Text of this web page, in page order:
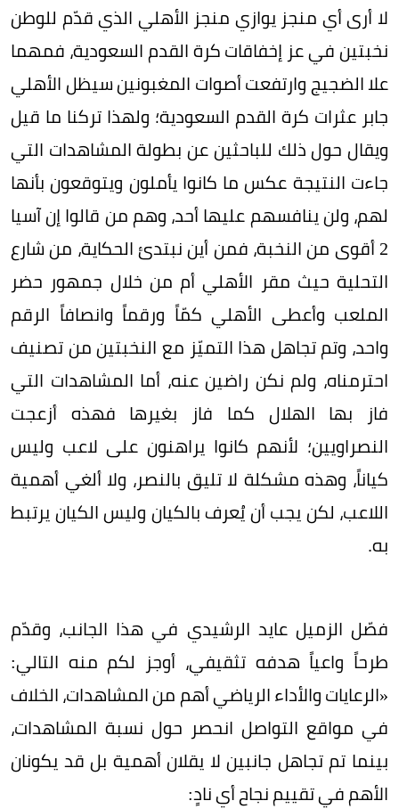
لا أرى أي منجز يوازي منجز الأهلي الذي قدّم للوطن
نخبتين في عز إخفاقات كرة القدم السعودية، فمهما
علا الضجيج وارتفعت أصوات المغبونين سيظل الأهلي
جابر عثرات كرة القدم السعودية؛ ولهذا تركنا ما قيل
ويقال حول ذلك للباحثين عن بطولة المشاهدات التي
جاءت النتيجة عكس ما كانوا يأملون ويتوقعون بأنها
لهم، ولن ينافسهم عليها أحد، وهم من قالوا إن آسيا
2 أقوى من النخبة، فمن أين نبتدئ الحكاية، من شارع
التحلية حيث مقر الأهلي أم من خلال جمهور حضر
الملعب وأعطى الأهلي كمّاً ورقماً وانصافاً الرقم
واحد، وتم تجاهل هذا التميّز مع النخبتين من تصنيف
احترمناه، ولم نكن راضين عنه، أما المشاهدات التي
فاز بها الهلال كما فاز بغيرها فهذه أزعجت
النصراويين؛ لأنهم كانوا يراهنون على لاعب وليس
كياناً، وهذه مشكلة لا تليق بالنصر، ولا ألغي أهمية
اللاعب، لكن يجب أن يُعرف بالكيان وليس الكيان يرتبط
به.
فصّل الزميل عايد الرشيدي في هذا الجانب، وقدّم
طرحاً واعياً هدفه تثقيفي، أوجز لكم منه التالي:
«الرعايات والأداء الرياضي أهم ‏من المشاهدات، ‏الخلاف
في مواقع التواصل انحصر حول نسبة المشاهدات،
‏بينما تم تجاهل جانبين لا يقلان أهمية بل قد يكونان
الأهم في تقييم نجاح أي نادٍ: